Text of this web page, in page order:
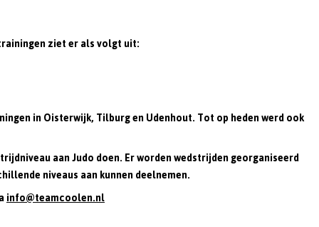
ziet er als volgt uit:
in Oisterwijk, Tilburg en Udenhout. Tot op heden werd ook
aan Judo doen. Er worden wedstrijden georganiseerd
niveaus aan kunnen deelnemen.
info@teamcoolen.nl